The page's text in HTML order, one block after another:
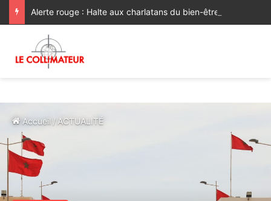
Alerte rouge : Halte aux charlatans du bien-être !
Accueil / ACTUALITÉ